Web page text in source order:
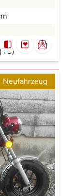
Neufahrzeug